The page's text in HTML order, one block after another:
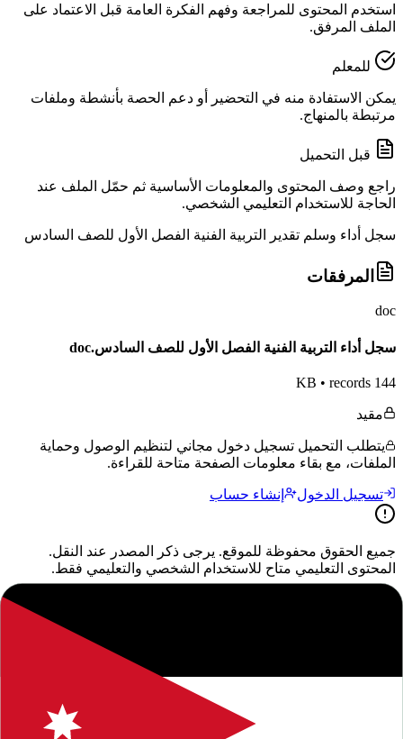
استخدم المحتوى للمراجعة وفهم الفكرة العامة قبل الاعتماد على
الملف المرفق.
للمعلم
يمكن الاستفادة منه في التحضير أو دعم الحصة بأنشطة وملفات
مرتبطة بالمنهاج.
قبل التحميل
راجع وصف المحتوى والمعلومات الأساسية ثم حمّل الملف عند
الحاجة للاستخدام التعليمي الشخصي.
سجل أداء وسلم تقدير التربية الفنية الفصل الأول للصف السادس
المرفقات
doc
سجل أداء التربية الفنية الفصل الأول للصف السادس.doc
144 KB
• records
مقيد
يتطلب التحميل تسجيل دخول مجاني لتنظيم الوصول وحماية
الملفات، مع بقاء معلومات الصفحة متاحة للقراءة.
تسجيل الدخول إنشاء حساب
جميع الحقوق محفوظة للموقع. يرجى ذكر المصدر عند النقل.
المحتوى التعليمي متاح للاستخدام الشخصي والتعليمي فقط.
يقدم لكم موقعنا هذا المحتوى المتميز بعنوان
تقدير التربية الفنية الفصل الأول للصف السادس
التربية الرياضية والفنية - الفصل الدراسي الأول
، وهو جزء من
الموارد التعليمية الشاملة التي نوفرها للطلاب والمعلمين للعام